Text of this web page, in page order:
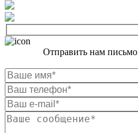
Отправить нам письмо